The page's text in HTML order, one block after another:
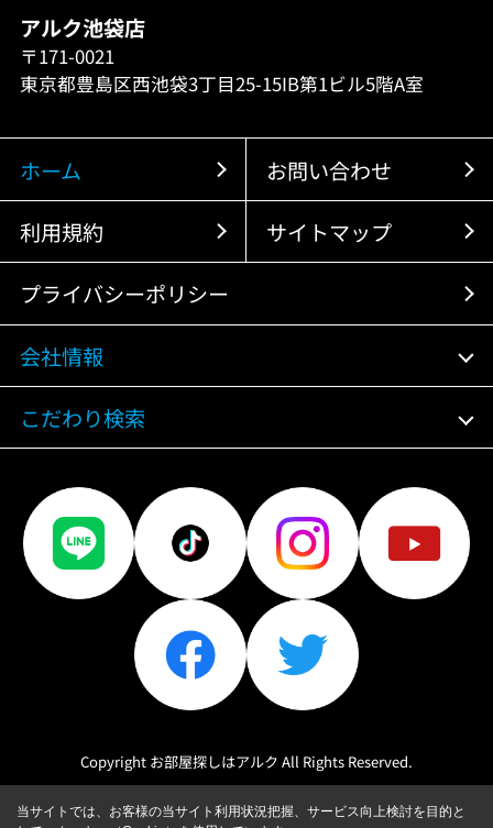
アルク池袋店
〒171-0021
東京都豊島区西池袋3丁目25-15IB第1ビル5階A室
ホーム お問い合わせ
利用規約 サイトマップ
プライバシーポリシー
会社情報
こだわり検索
Copyright お部屋探しはアルク All Rights Reserved.
当サイトでは、お客様の当サイト利用状況把握、サービス向上検討を目的と